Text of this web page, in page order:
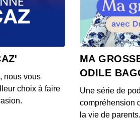
S12E145: L'actu auto du 24 juillet 2020
00:03:37 - IL Y A 6 ANS
00:03:39 - IL Y A 6 ANS
S12E143: L'actu auto du 22 juillet 2020
nous vous
choix à faire
MA
ODILE
Une série de
compréhension
la vie de parents.